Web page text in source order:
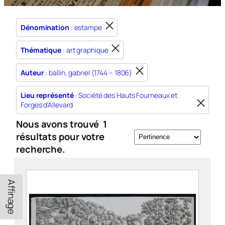
Dénomination : estampe
Thématique : art graphique
Auteur: ballin, gabriel (1744 – 1806)
Lieu représenté: Société des Hauts Fourneaux et
Forges d'Allevard
Nous avons trouvé 1
résultats pour votre
recherche.
Affinage